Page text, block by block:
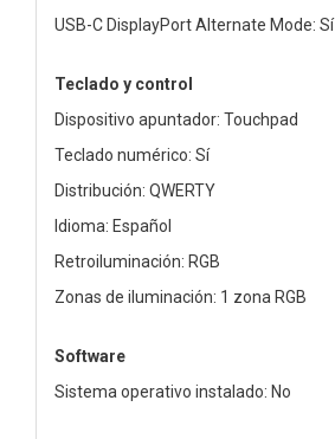
USB-C DisplayPort Alternate Mode: Sí
Teclado y control
Dispositivo apuntador: Touchpad
Teclado numérico: Sí
Distribución: QWERTY
Idioma: Español
Retroiluminación: RGB
Zonas de iluminación: 1 zona RGB
Software
Sistema operativo instalado: No